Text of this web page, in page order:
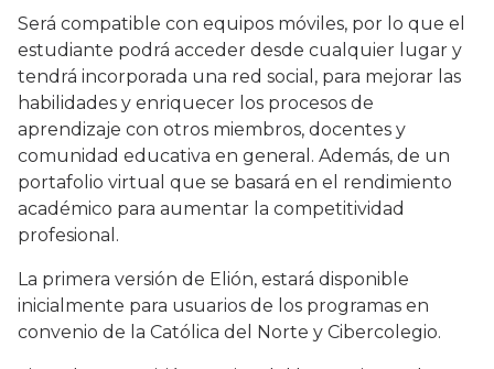
Será compatible con equipos móviles, por lo que el
estudiante podrá acceder desde cualquier lugar y
tendrá incorporada una red social, para mejorar las
habilidades y enriquecer los procesos de
aprendizaje con otros miembros, docentes y
comunidad educativa en general. Además, de un
portafolio virtual que se basará en el rendimiento
académico para aumentar la competitividad
profesional.
La primera versión de Elión, estará disponible
inicialmente para usuarios de los programas en
convenio de la Católica del Norte y Cibercolegio.